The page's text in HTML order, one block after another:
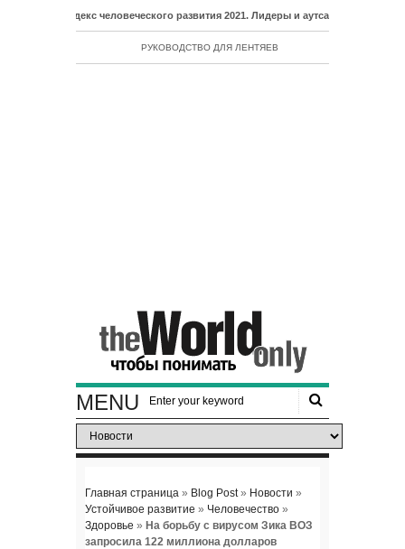
- Индекс человеческого развития 2021. Лидеры и аутсайдеры рейтинга ИЧР
РУКОВОДСТВО ДЛЯ ЛЕНТЯЕВ
MENU
Главная страница » Blog Post» Новости »
Устойчивое развитие » Человечество »
Здоровье » На борьбу с вирусом Зика ВОЗ
запросила 122 миллиона долларов